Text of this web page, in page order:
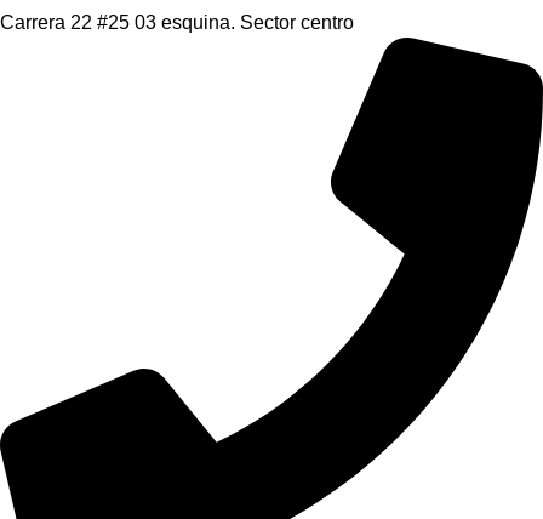
Carrera 22 #25 03 esquina. Sector centro